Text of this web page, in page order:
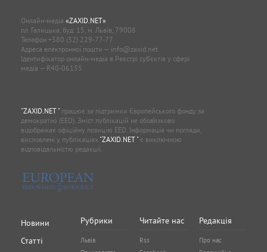
Онлайн-медіа «ZAXID.NET»
пл. Галицька, буд. 15, м. Львів, 79008
Телефон +380 (32) 229-77-77
Адреса електронної пошти — info@zaxid.net
Ідентифікатор онлайн-медіа в Реєстрі суб'єктів у сфері
медіа — R40-06155
"ZAXID.NET "працює за підтримки Європейського фонду за
демократію (EED). Зміст публікацій не обов’язково
відображає офіційну позицію EED. Інформація чи погляди,
висловлені у публікаціях "ZAXID.NET "є виключною
відповідальністю редакції.
Новини
Статті
Рубрики
Львів
Читайте нас
Rss
Редакція
Про нас